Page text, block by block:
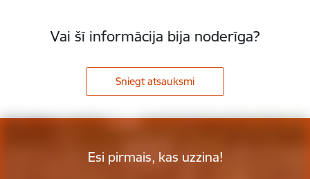
Vai šī informācija bija noderīga?
Sniegt atsauksmi
Esi pirmais, kas uzzina!